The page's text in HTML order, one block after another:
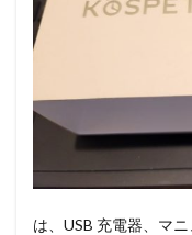
は、USB 充電器、マ